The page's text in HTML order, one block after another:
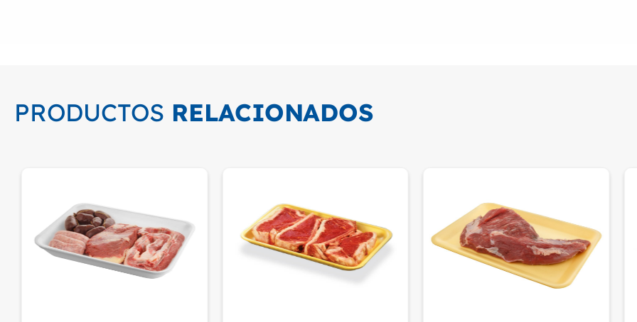
PRODUCTOS RELACIONADOS